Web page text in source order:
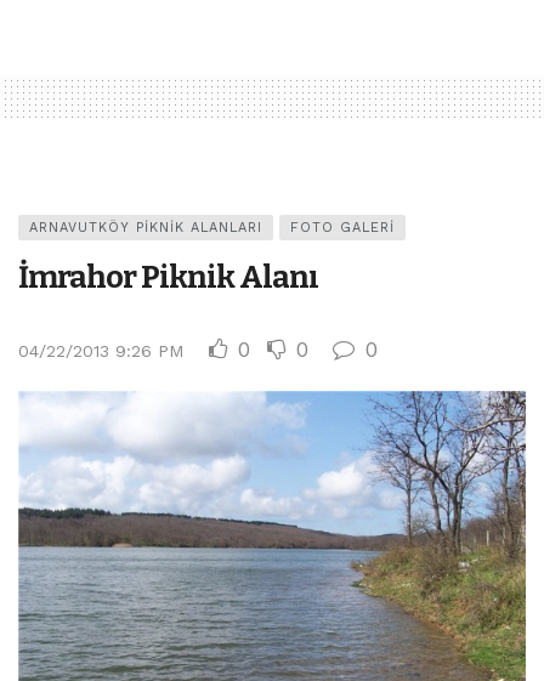
ARNAVUTKÖY PIKNIK ALANLARI FOTO GALERI
İmrahor Piknik Alanı
04/22/2013 9:26 PM 0 0 0